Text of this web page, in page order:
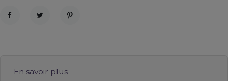
En savoir plus